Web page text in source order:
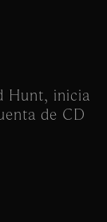
Hunt, inicia
de CD